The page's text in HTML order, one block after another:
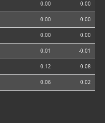
0.00 0.00
0.00 0.00
0.00 0.00
0.01 -0.01
0.12 0.08
0.06 0.02